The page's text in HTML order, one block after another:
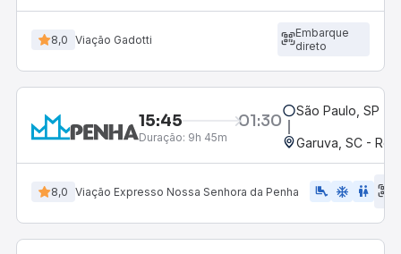
8,0 Viação Gadotti
Embarque
direto
15:45 01:30
Duração: 9h 45m
São Paulo, SP -
Garuva, SC -
8,0 Viação Expresso Nossa Senhora da Penha airline_seat_legroom_extra ac_unit WC